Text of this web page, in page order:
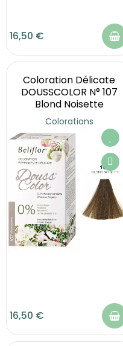
16,50 €
Coloration Délicate
DOUSSCOLOR N° 107
Blond Noisette
Colorations
16,50 €